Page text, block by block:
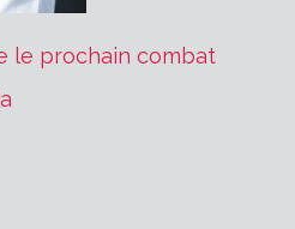
le prochain combat